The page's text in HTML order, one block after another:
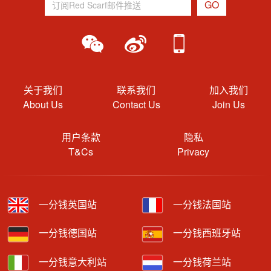
关于我们
About Us
联系我们
Contact Us
加入我们
Join Us
用户条款
T&Cs
隐私
Privacy
一分钱英国站 一分钱法国站
一分钱德国站 一分钱西班牙站
一分钱意大利站 一分钱荷兰站